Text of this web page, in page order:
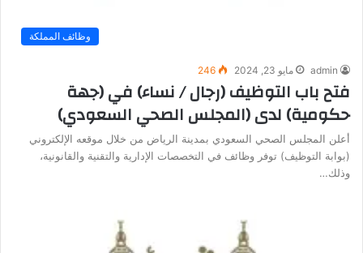
وظائف المملكة
admin مايو 23, 2024 246
فتح باب التوظيف (رجال / نساء) في (جهة
حكومية) لدى (المجلس الصحي السعودي)
أعلن المجلس الصحي السعودي بمدينة الرياض من خلال موقعه الإلكتروني
(بوابة التوظيف) توفر وظائف في التخصصات الإدارية والتقنية والقانونية،
وذلك…